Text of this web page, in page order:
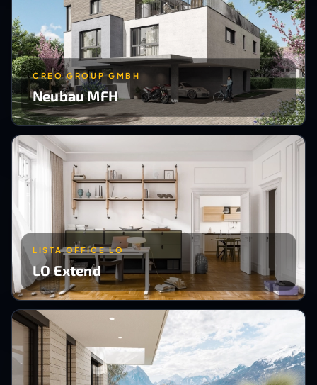
CREO GROUP GMBH
Neubau MFH
LISTA OFFICE LO
LO Extend